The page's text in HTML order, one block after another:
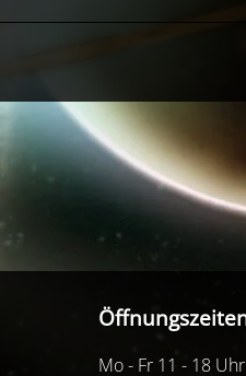
Mo - Fr 11 - 18 Uhr